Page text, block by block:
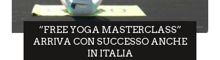
“FREE YOGA MASTERCLASS”
ARRIVA CON SUCCESSO ANCHE
IN ITALIA